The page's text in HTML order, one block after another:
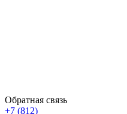
Обратная связь
+7 (812)